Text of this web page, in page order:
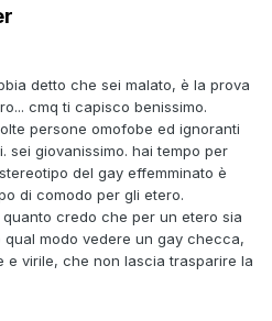
detto che sei malato, è la prova
cmq ti capisco benissimo.
persone omofobe ed ignoranti
sei giovanissimo. hai tempo per
del gay effemminato è
di comodo per gli etero.
credo che per un etero sia
modo vedere un gay checca,
e virile, che non lascia trasparire la